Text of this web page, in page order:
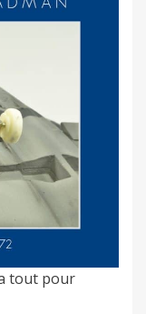
tout pour